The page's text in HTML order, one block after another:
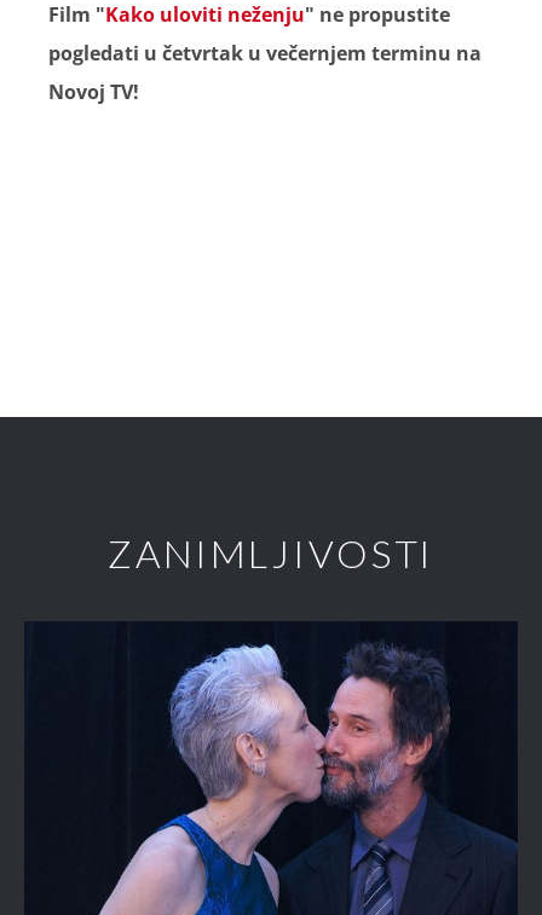
Film "Kako uloviti neženju" ne propustite
pogledati u četvrtak u večernjem terminu na
Novoj TV!
ZANIMLJIVOSTI